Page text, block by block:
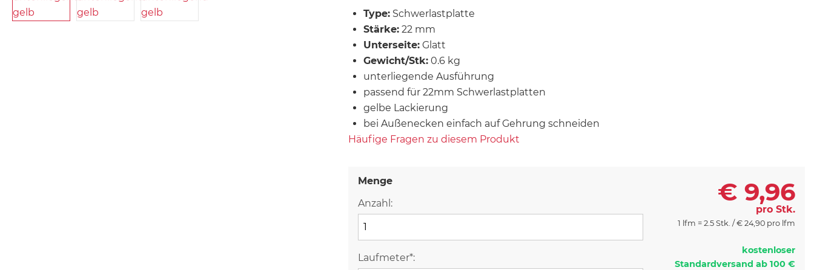
Type: Schwerlastplatte
Stärke: 22 mm
Unterseite: Glatt
Gewicht/Stk: 0.6 kg
unterliegende Ausführung
passend für 22mm Schwerlastplatten
gelbe Lackierung
bei Außenecken einfach auf Gehrung schneiden
Häufige Fragen zu diesem Produkt
Menge
Anzahl:
Laufmeter*:
€ 9,96
pro Stk.
1 lfm = 2.5 Stk. / €24,90 pro lfm
kostenloser
Standardversand ab 100 €